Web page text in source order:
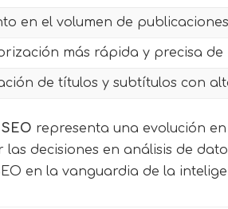
en el volumen de
más rápida y precisa de
de títulos y subtítulos con
representa una evolución
decisiones en análisis de
en la vanguardia de la